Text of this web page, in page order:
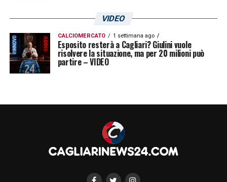
VIDEO
CALCIOMERCATO 1 settimana ago
Esposito resterà a Cagliari? Giulini vuole
risolvere la situazione, ma per 20 milioni può
partire – VIDEO